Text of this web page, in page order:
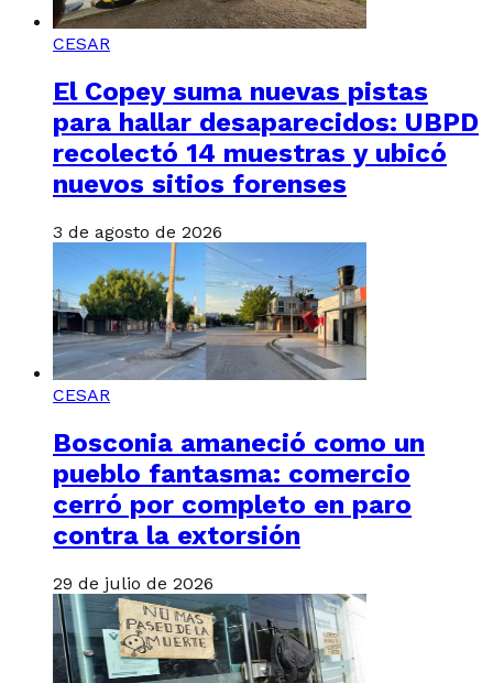
CESAR
El Copey suma nuevas pistas
para hallar desaparecidos: UBPD
recolectó 14 muestras y ubicó
nuevos sitios forenses
3 de agosto de 2026
CESAR
Bosconia amaneció como un
pueblo fantasma: comercio
cerró por completo en paro
contra la extorsión
29 de julio de 2026